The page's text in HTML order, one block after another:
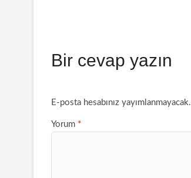
Bir cevap yazın
E-posta hesabınız yayımlanmayacak.
Yorum *